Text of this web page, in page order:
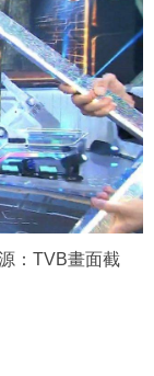
：TVB畫面截